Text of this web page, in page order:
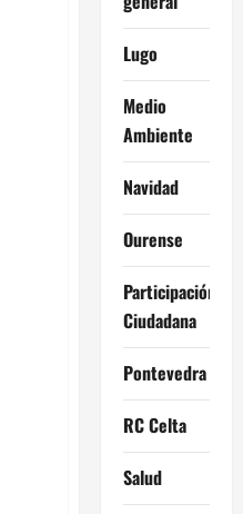
Lugo
Medio
Ambiente
Navidad
Ourense
Participación
Ciudadana
Pontevedra
RC Celta
Salud